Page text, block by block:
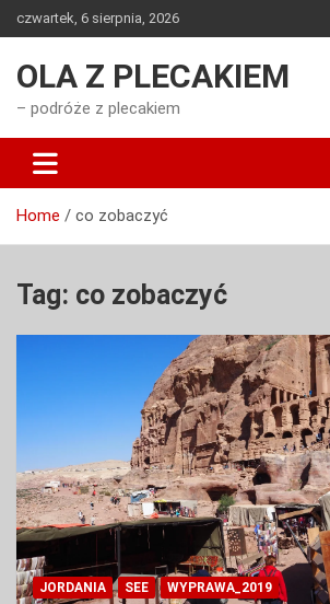
to
czwartek, 6 sierpnia, 2026
OLA Z PLECAKIEM
– podróże z plecakiem
Home co zobaczyć
Tag: co zobaczyć
JORDANIA SEE WYPRAWA_2019